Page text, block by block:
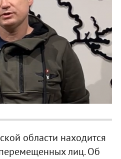
области находится
лиц. Об